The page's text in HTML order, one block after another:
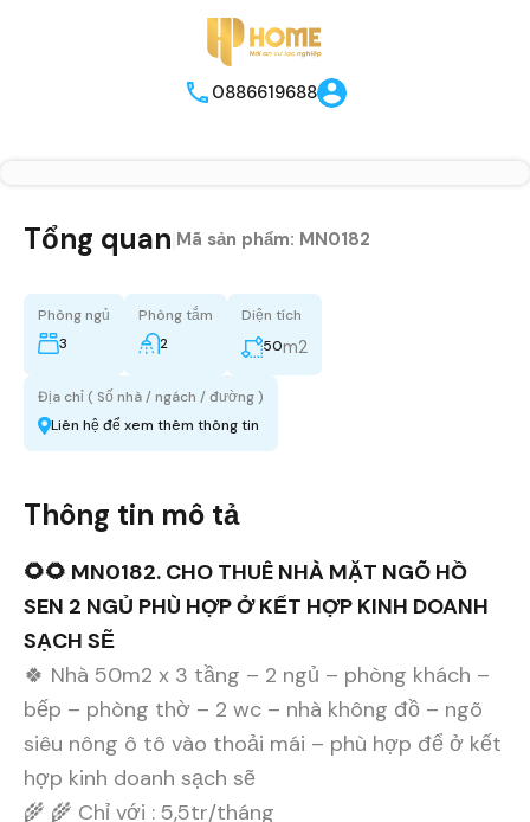
0886619688
Tổng quan Mã sản phẩm: MN0182
Phòng ngủ
3
Phòng tắm
2
Diện tích
50m2
Địa chỉ ( Số nhà / ngách / đường )
Liên hệ để xem thêm thông tin
Thông tin mô tả
🌻🌻 MN0182. CHO THUÊ NHÀ MẶT NGÕ HỒ
SEN 2 NGỦ PHÙ HỢP Ở KẾT HỢP KINH DOANH
SẠCH SẼ
🍀 Nhà 50m2 x 3 tầng – 2 ngủ – phòng khách –
bếp – phòng thờ – 2 wc – nhà không đồ – ngõ
siêu nông ô tô vào thoải mái – phù hợp để ở kết
hợp kinh doanh sạch sẽ
🌾 🌾 Chỉ với : 5,5tr/tháng